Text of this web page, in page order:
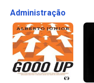
Administração